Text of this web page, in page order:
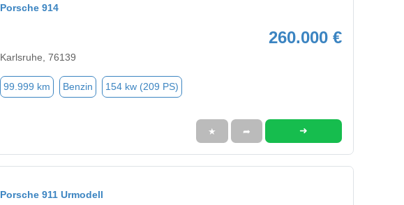
Porsche 914
260.000 €
Karlsruhe, 76139
99.999 km Benzin 154 kw (209 PS)
★ ➦ ➜
Porsche 911 Urmodell